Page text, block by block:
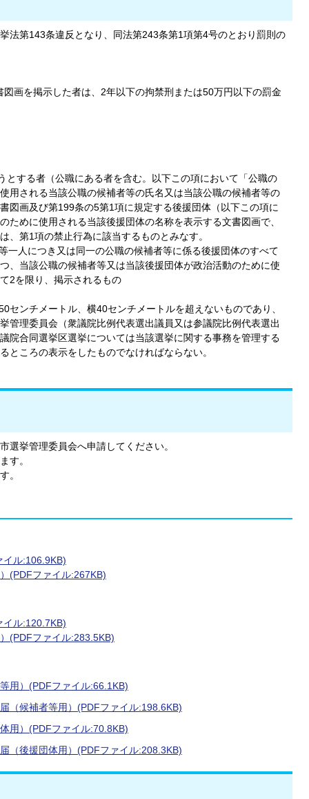
法第143条違反となり、同法第243条第1項第4号のとおり罰則の
画を掲示した者は、2年以下の拘禁刑または50万円以下の罰金
する者（公職にある者を含む。以下この項において「公職の
用される当該公職の候補者等の氏名又は当該公職の候補者等の
図画及び第199条の5第1項に規定する後援団体（以下この項に
ために使用される当該後援団体の名称を表示する文書図画で、
、第1項の禁止行為に該当するものとみなす。
一人につき又は同一の公職の候補者等に係る後援団体のすべて
、当該公職の候補者等又は当該後援団体が政治活動のために使
2を限り、掲示されるもの
ンチメートル、横40センチメートルを超えないものであり、
管理委員会（衆議院比例代表選出議員又は参議院比例代表選出
院合同選挙区選挙については当該選挙に関する事務を管理する
ところの表示をしたものでなければならない。
選挙管理委員会へ申請してください。
す。
。
イル:106.9KB)
(PDFファイル:267KB)
イル:120.7KB)
(PDFファイル:283.5KB)
用）(PDFファイル:66.1KB)
（候補者等用）(PDFファイル:198.6KB)
用）(PDFファイル:70.8KB)
（後援団体用）(PDFファイル:208.3KB)